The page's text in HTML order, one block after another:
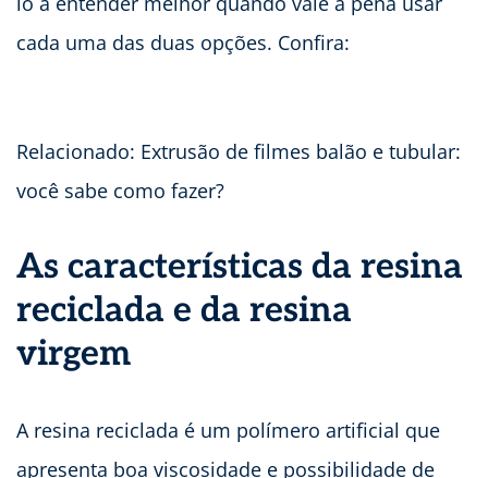
cada uma das duas opções. Confira:
Relacionado: Extrusão de filmes balão e tubular:
você sabe como fazer?
As características da resina
reciclada e da resina
virgem
A resina reciclada é um polímero artificial que
apresenta boa viscosidade e possibilidade de